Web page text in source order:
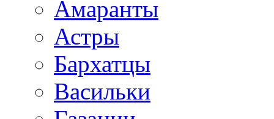
Амаранты
Астры
Бархатцы
Васильки